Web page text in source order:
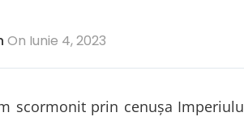
On Iunie 4, 2023
scormonit prin cenușa